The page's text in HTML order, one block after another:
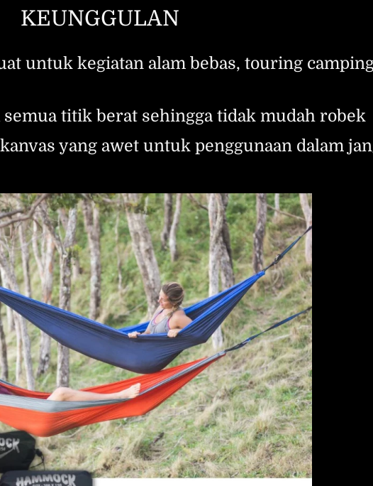
KEUNGGULAN
untuk kegiatan alam bebas, touring
titik berat sehingga tidak mudah robek
yang awet untuk penggunaan dalam